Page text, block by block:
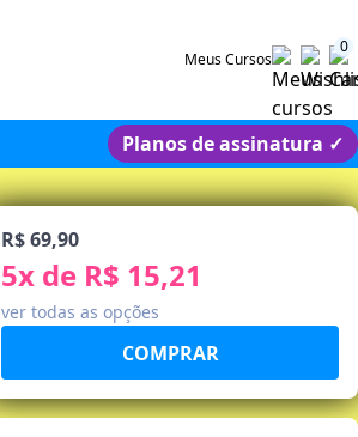
Meus Cursos
0
Planos de assinatura ✓
R$ 69,90
5x de R$ 15,21
ver todas as opções